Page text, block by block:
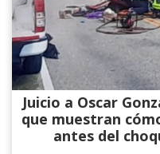
Juicio a Oscar
que muestran
antes del